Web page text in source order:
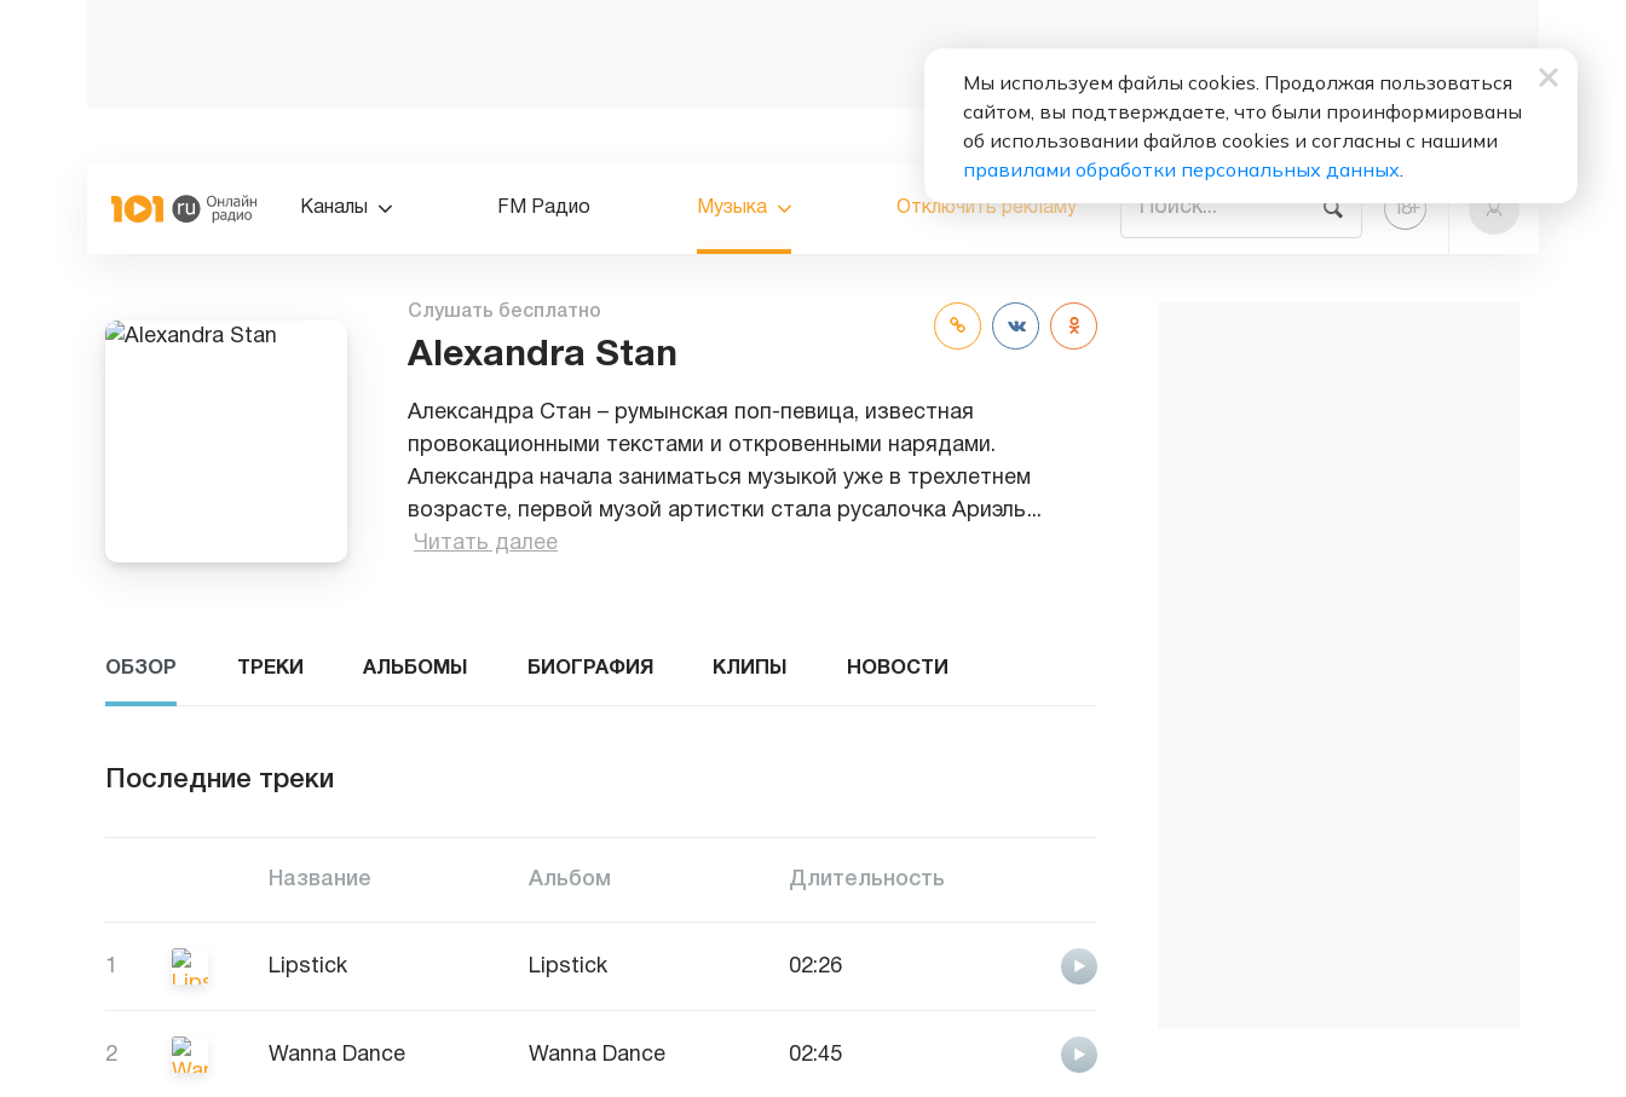
Каналы FM Радио Музыка Отключить рекламу 18+
Слушать бесплатно
Alexandra Stan
Александра Стан – румынская поп-певица, известная
провокационными текстами и откровенными нарядами.
Александра начала заниматься музыкой уже в трехлетнем
возрасте, первой музой артистки стала русалочка Ариэль...
Читать далее
ОБЗОР ТРЕКИ АЛЬБОМЫ БИОГРАФИЯ КЛИПЫ НОВОСТИ
Последние треки
Название Альбом Длительность
1 Lipstick Lipstick 02:26
2 Wanna Dance Wanna Dance 02:45
Мы используем файлы cookies. Продолжая пользоваться
сайтом, вы подтверждаете, что были проинформированы
об использовании файлов cookies и согласны с нашими
правилами обработки персональных данных.